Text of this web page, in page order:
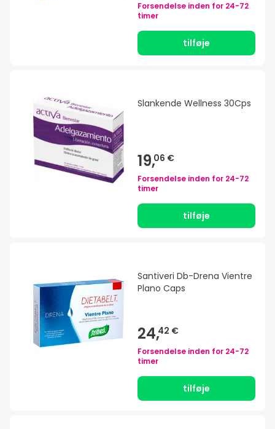
Forsendelse inden for 24-72
timer
tilføje
Slankende Wellness 30Cps
19,06 €
Forsendelse inden for 24-72
timer
tilføje
Santiveri Db-Drena Vientre
Plano Caps
24,42 €
Forsendelse inden for 24-72
timer
tilføje